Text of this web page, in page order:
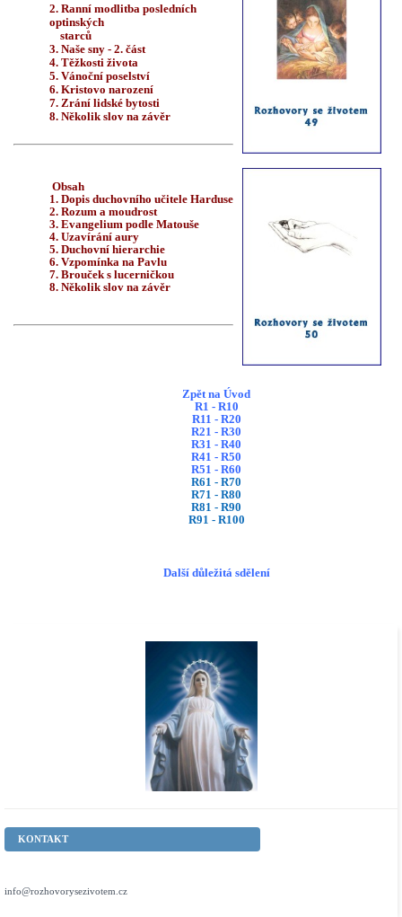
2. Ranní modlitba posledních
optinských
starců
3. Naše sny - 2. část
4. Těžkosti života
5. Vánoční poselství
6. Kristovo narození
7. Zrání lidské bytosti
8. Několik slov na závěr
Obsah
1. Dopis duchovního učitele Harduse
2. Rozum a moudrost
3. Evangelium podle Matouše
4. Uzavírání aury
5. Duchovní hierarchie
6. Vzpomínka na Pavlu
7. Brouček s lucerničkou
8. Několik slov na závěr
Zpět na Úvod
R1 - R10
R11 - R20
R21 - R30
R31 - R40
R41 - R50
R51 - R60
R61 - R70
R71 - R80
R81 - R90
R91 - R100
Další důležitá sdělení
KONTAKT
info@rozhovorysezivotem.cz